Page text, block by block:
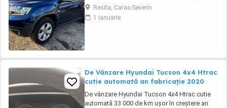
Camera marșarier Geamuri și oglinzi electrice
Senzori Ploaie Lumină Parcare Cauciucuri vară
iarna Jante aliaj 16' Revizie efectuată ( Ulei
Resita, Caras-Severin
1 ianuarie
De Vânzare Hyundai Tucson 4x4 Htrac
cutie automată an fabricație 2020
De vânzare Hyundai Tucson 4x4 Htrac cutie
automată 33 000 de km ușor în creștere an